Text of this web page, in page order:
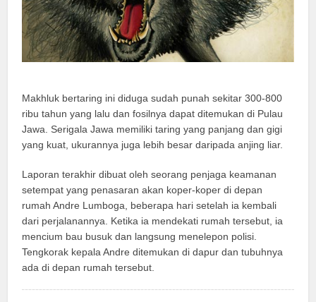
Makhluk bertaring ini diduga sudah punah sekitar 300-800
ribu tahun yang lalu dan fosilnya dapat ditemukan di Pulau
Jawa. Serigala Jawa memiliki taring yang panjang dan gigi
yang kuat, ukurannya juga lebih besar daripada anjing liar.
Laporan terakhir dibuat oleh seorang penjaga keamanan
setempat yang penasaran akan koper-koper di depan
rumah Andre Lumboga, beberapa hari setelah ia kembali
dari perjalanannya. Ketika ia mendekati rumah tersebut, ia
mencium bau busuk dan langsung menelepon polisi.
Tengkorak kepala Andre ditemukan di dapur dan tubuhnya
ada di depan rumah tersebut.